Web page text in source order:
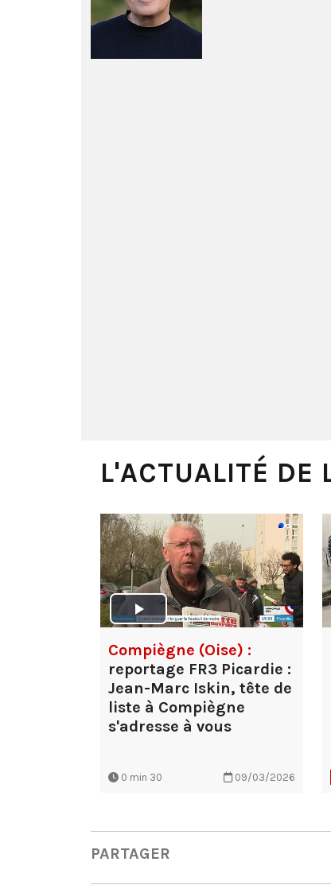
L'ACTUALITÉ DE
Compiègne (Oise) :
reportage FR3 Picardie :
Jean-Marc Iskin, tête de
liste à Compiègne
s'adresse à vous
0 min 30 09/03/2026
PARTAGER